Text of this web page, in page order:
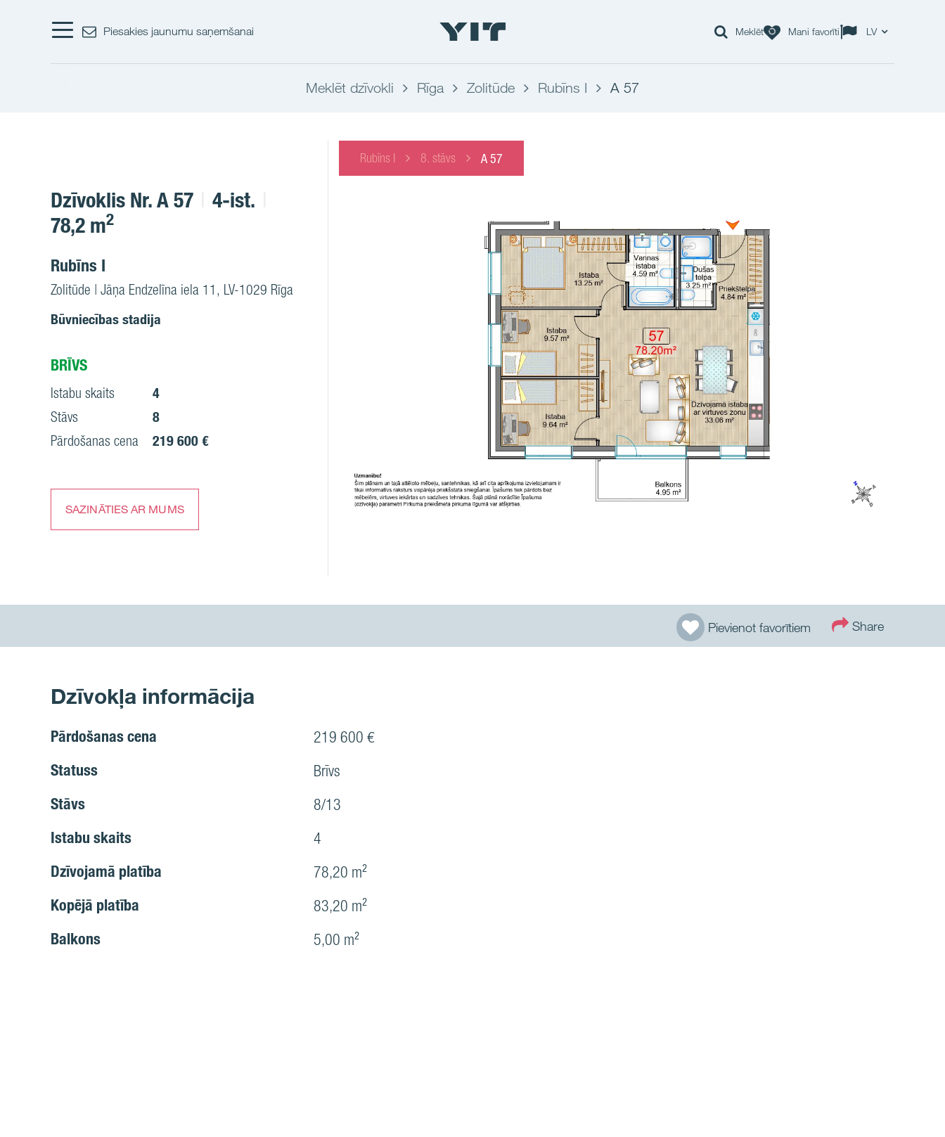
Piesakies jaunumu saņemšanai Meklēt Mani favorīti LV
Meklēt dzīvokli Rīga Zolitūde Rubīns I A 57
Rubīns I 8. stāvs A 57
Dzīvoklis Nr. A 57
4-ist.
78,2 m2
Rubīns I
Zolitūde | Jāņa Endzelīna iela 11, LV-1029 Rīga
Būvniecības stadija
BRĪVS
Istabu skaits
4
Stāvs
8
Pārdošanas cena
219 600 €
SAZINĀTIES AR MUMS
Pievienot favorītiem Share
Dzīvokļa informācija
Pārdošanas cena 219 600 €
Statuss Brīvs
Stāvs 8/13
Istabu skaits 4
Dzīvojamā platība 78,20 m²
Kopējā platība 83,20 m²
Balkons 5,00 m²